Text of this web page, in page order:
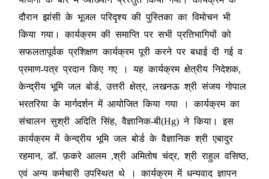
दौरान झांसी के भूजल परिदृश्य की पुस्तिका का विमोचन भी
किया गया। कार्यक्रम की समाप्ति पर सभी प्रतिभागियों को
सफलतापूर्वक प्रशिक्षण कार्यक्रम पूरी करने पर बधाई दी गई व
प्रमाण-पत्र प्रदान किए गए । यह कार्यक्रम क्षेत्रीय निदेशक,
केन्द्रीय भूमि जल बोर्ड, उत्तरी क्षेत्र, लखनऊ श्री संजय गोपाल
भरतरिया के मार्गदर्शन में आयोजित किया गया । कार्यक्रम का
संचालन सुश्री अदिति सिंह, वैज्ञानिक-बी(Hg) ने किया। इस
कार्यक्रम में केन्द्रीय भूमि जल बोर्ड के वैज्ञानिक श्री एबादुर
रहमान, डॉ. फ़करे आलम ,श्री अमितोष चंद्र, श्री राहुल वसिष्ठ,
एवं अन्य कर्मचारी उपस्थित थे । कार्यक्रम में धन्यवाद ज्ञापन